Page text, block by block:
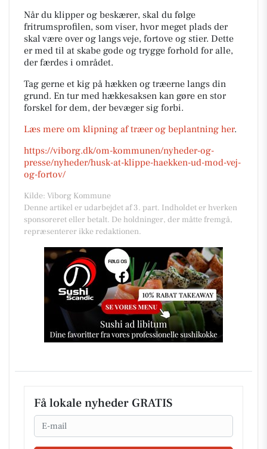
Når du klipper og beskærer, skal du følge
fritrumsprofilen, som viser, hvor meget plads der
skal være over og langs veje, fortove og stier. Dette
er med til at skabe gode og trygge forhold for alle,
der færdes i området.
Tag gerne et kig på hækken og træerne langs din
grund. En tur med hækkesaksen kan gøre en stor
forskel for dem, der bevæger sig forbi.
Læs mere om klipning af træer og beplantning her.
https://viborg.dk/om-kommunen/nyheder-og-
presse/nyheder/husk-at-klippe-haekken-ud-mod-vej-
og-fortov/
Kilde: Viborg Kommune
Denne artikel er udarbejdet af 3. part. Indholdet er hverken
sponsoreret eller betalt. De holdninger, der måtte fremgå,
repræsenterer ikke redaktionen.
Få lokale nyheder GRATIS
Email